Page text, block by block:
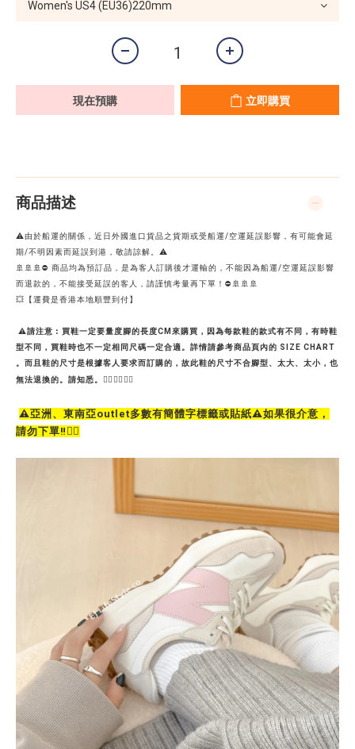
現在預購 立即購買
商品描述
⚠️由於船運的關係，近日外國進口貨品之貨期或受船運/空運延誤影響，有可能會延
期/不明因素而延誤到港，敬請諒解。⚠️
🚢🚢🚢⛔ 商品均為預訂品，是為客人訂購後才運輸的，不能因為船運/空運延誤影響
而退款的，不能接受延誤的客人，請謹慎考量再下單！⛔🚢🚢🚢
💥【運費是香港本地順豐到付】
⚠請注意︰買鞋一定要量度腳的長度CM來購買，因為每款鞋的款式有不同，有時鞋
型不同，買鞋時也不一定相同尺碼一定合適。詳情請參考商品頁內的 SIZE CHART
。而且鞋的尺寸是根據客人要求而訂購的，故此鞋的尺寸不合腳型、太大、太小，也
無法退換的。請知悉。🙇‍♀️🙇‍♀️🙇‍♀️
⚠️亞洲、東南亞outlet多數有簡體字標籤或貼紙⚠️如果很介意，
請勿下單‼️🙇‍♀️